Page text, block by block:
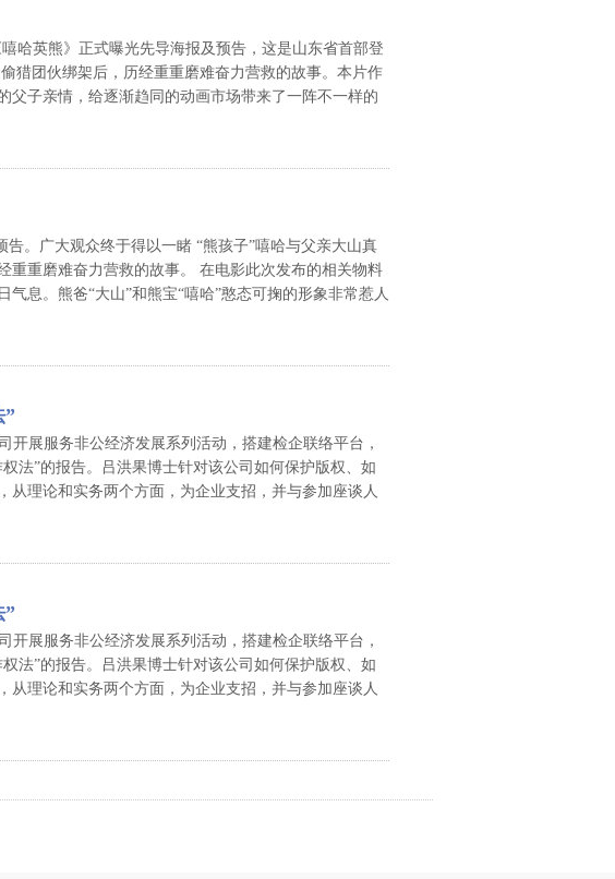
哈英熊》正式曝光先导海报及预告，这是山东省首部登
猎团伙绑架后，历经重重磨难奋力营救的故事。本片作
父子亲情，给逐渐趋同的动画市场带来了一阵不一样的
。广大观众终于得以一睹 “熊孩子”嘻哈与父亲大山真
重重磨难奋力营救的故事。 在电影此次发布的相关物料
息。熊爸“大山”和熊宝“嘻哈”憨态可掬的形象非常惹人
展服务非公经济发展系列活动，搭建检企联络平台，
法”的报告。吕洪果博士针对该公司如何保护版权、如
理论和实务两个方面，为企业支招，并与参加座谈人
展服务非公经济发展系列活动，搭建检企联络平台，
法”的报告。吕洪果博士针对该公司如何保护版权、如
理论和实务两个方面，为企业支招，并与参加座谈人